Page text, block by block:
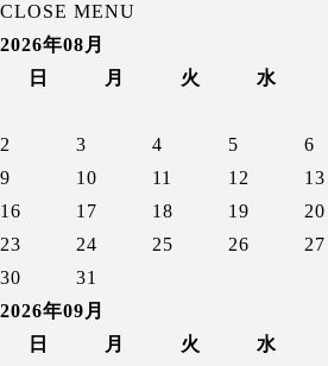
CLOSE MENU
2026年08月
日
月 火 水
2
3 4 5 6
9
10 11 12 13
16
17 18 19 20
23
24 25 26 27
30
31
2026年09月
日
月 火 水